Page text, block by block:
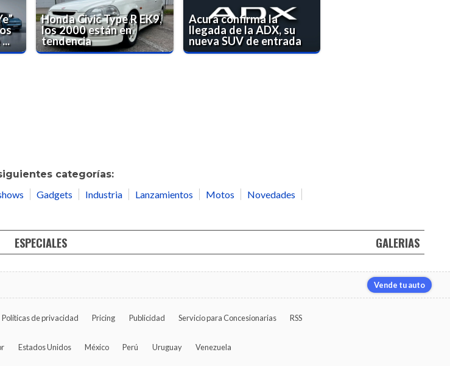
Honda Civic Type R EK9,
los 2000 están en
tendencia
Acura confirma la
llegada de la ADX, su
nueva SUV de entrada
categorías:
Gadgets Industria Lanzamientos Motos
Novedades
ESPECIALES GALERIAS
Vende tu auto
Políticas de privacidad Pricing Publicidad Servicio para Concesionarias RSS
Estados Unidos México Perú Uruguay Venezuela